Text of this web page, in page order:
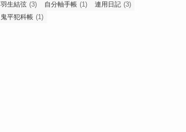
羽生結弦 (3) 自分軸手帳 (1) 連用日記 (3)
鬼平犯科帳 (1)